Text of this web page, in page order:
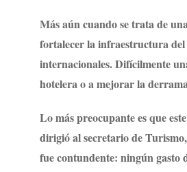
Más aún cuando se trata de
fortalecer la infraestructura del
internacionales. Difícilmente
hotelera o a mejorar la
Lo más preocupante es que
dirigió al secretario de
fue contundente: ningún gasto